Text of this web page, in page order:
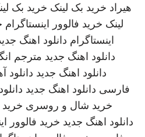
هیراد خرید بک لینک خرید بک
لینک خرید فالوور اینستاگرام
اینستاگرام دانلود اهنگ
دانلود اهنگ جدید مترجم
دانلود اهنگ جدید دانلود
فارسی دانلود اهنگ جدید
خرید شال و روسری
دانلود اهنگ جدید خرید فالوور